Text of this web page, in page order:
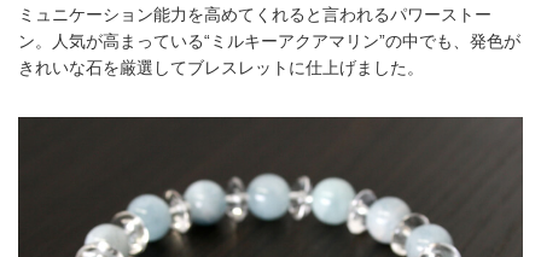
ミュニケーション能力を高めてくれると言われるパワーストー
ン。人気が高まっている“ミルキーアクアマリン”の中でも、発色が
きれいな石を厳選してブレスレットに仕上げました。